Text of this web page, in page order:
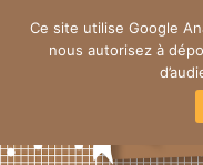
Ce site utilise Google
nous autorisez à